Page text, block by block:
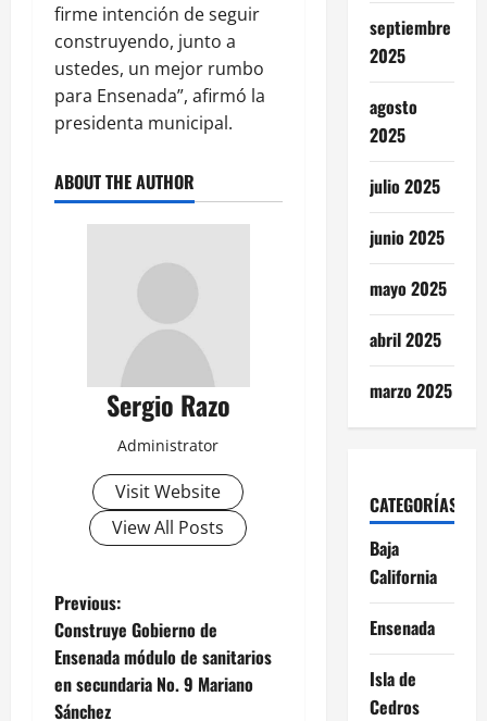
firme intención de seguir
construyendo, junto a
ustedes, un mejor rumbo
para Ensenada”, afirmó la
presidenta municipal.
ABOUT THE AUTHOR
Sergio Razo
Administrator
Visit Website
View All Posts
P
o
s
Previous:
Construye Gobierno de
Ensenada módulo de sanitarios
en secundaria No. 9 Mariano
Sánchez
septiembre
2025
agosto
2025
julio 2025
junio 2025
mayo 2025
abril 2025
marzo 2025
CATEGORÍAS
Baja
California
Ensenada
Isla de
Cedros